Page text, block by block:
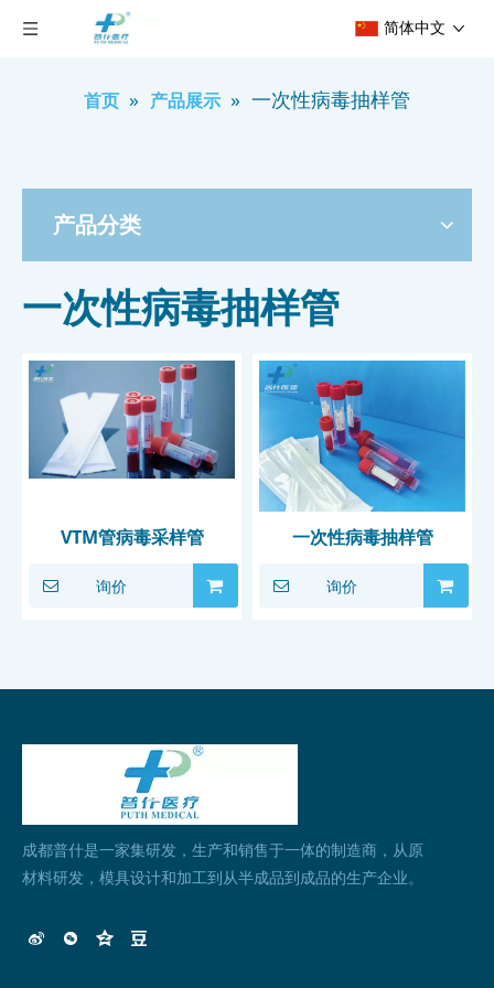
简体中文
首页 » 产品展示 » 一次性病毒抽样管
产品分类
一次性病毒抽样管
VTM管病毒采样管
询价
一次性病毒抽样管
询价
成都普什是一家集研发，生产和销售于一体的制造商，从原
材料研发，模具设计和加工到从半成品到成品的生产企业。